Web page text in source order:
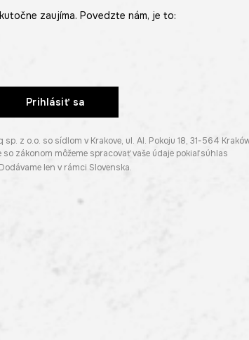
zaujíma. Povedzte nám, je to:
Prihlásiť sa
z o.o. so sídlom v Krakove, ul. Al. Pokoju 18, 31-564
zákonom môžeme spracovať vaše údaje pokiaľ súhlas
len v rámci Slovenska.